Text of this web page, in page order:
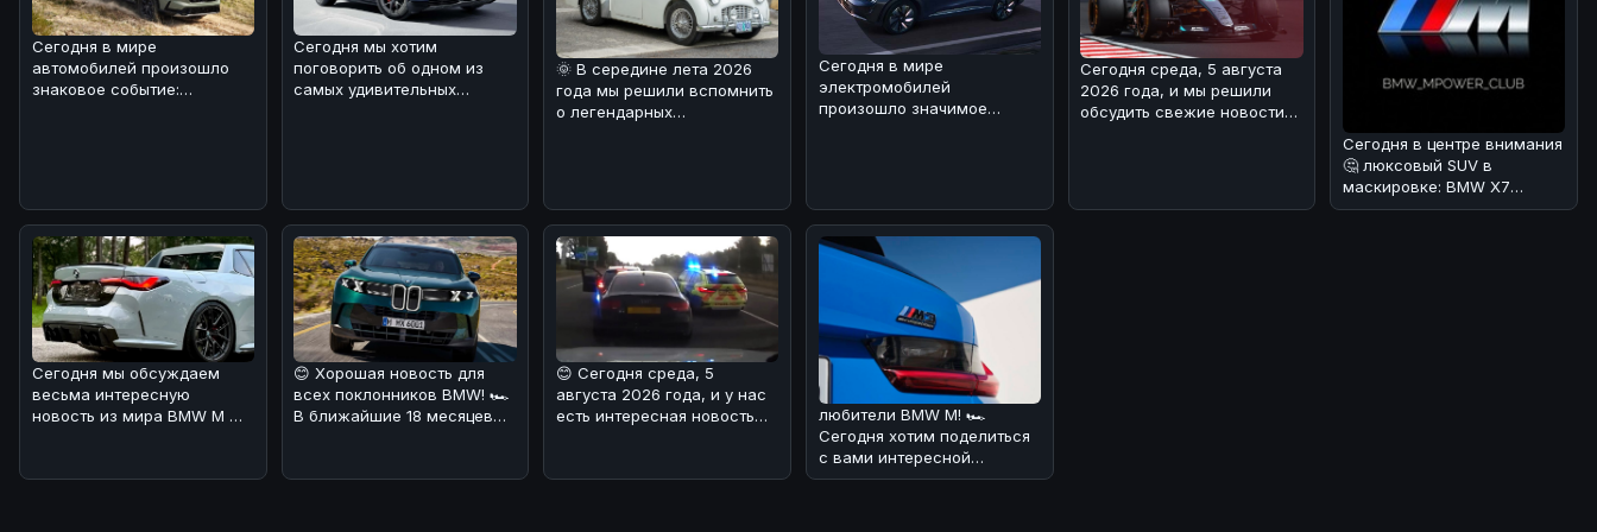
Сегодня в мире
автомобилей произошло
знаковое событие:
Сегодня мы хотим
поговорить об одном из
самых удивительных
🌞 В середине лета 2026
года мы решили вспомнить
о легендарных
Сегодня в мире
электромобилей
произошло значимое
Сегодня среда, 5 августа
2026 года, и мы решили
обсудить свежие новости
Сегодня в центре внимания
🤔 люксовый SUV в
маскировке: BMW X7
Individual в Urban Green
Сегодня мы обсуждаем
весьма интересную
новость из мира BMW M 🔥.
😊 Хорошая новость для
всех поклонников BMW! 🏎
В ближайшие 18 месяцев
😊 Сегодня среда, 5
августа 2026 года, и у нас
есть интересная новость
любители BMW M! 🏎
Сегодня хотим поделиться
с вами интересной
новостью: следующее